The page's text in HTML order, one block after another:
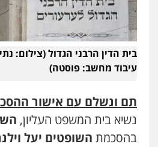
עיבוד מחשב: פוסטה)
תם ונשלם עם אישור
נשיא בית המשפט העליון,
בהסכמת השופטים יעל